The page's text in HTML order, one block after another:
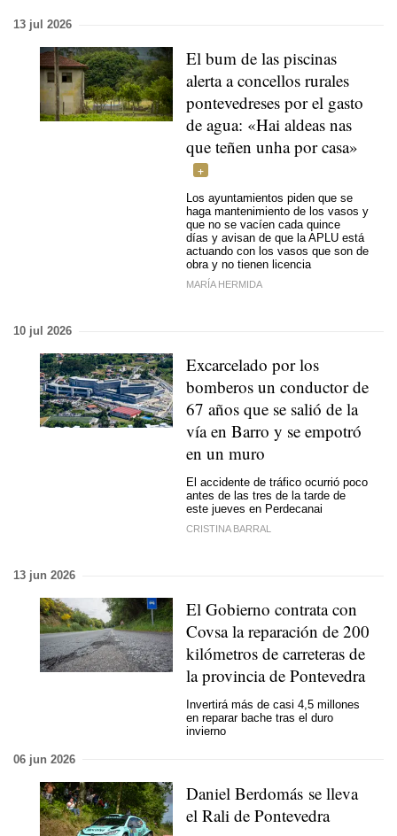
13 jul 2026
El bum de las piscinas
alerta a concellos rurales
pontevedreses por el gasto
de agua: «Hai aldeas nas
que teñen unha por casa»
Los ayuntamientos piden que se
haga mantenimiento de los vasos y
que no se vacíen cada quince
días y avisan de que la APLU está
actuando con los vasos que son de
obra y no tienen licencia
MARÍA HERMIDA
10 jul 2026
Excarcelado por los
bomberos un conductor de
67 años que se salió de la
vía en Barro y se empotró
en un muro
El accidente de tráfico ocurrió poco
antes de las tres de la tarde de
este jueves en Perdecanai
CRISTINA BARRAL
13 jun 2026
El Gobierno contrata con
Covsa la reparación de 200
kilómetros de carreteras de
la provincia de Pontevedra
Invertirá más de casi 4,5 millones
en reparar bache tras el duro
invierno
06 jun 2026
Daniel Berdomás se lleva
el Rali de Pontevedra